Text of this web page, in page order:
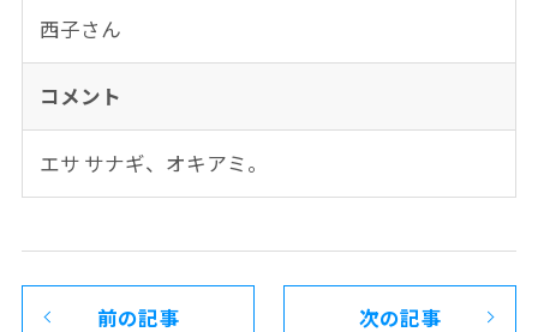
西子さん
コメント
エサ サナギ、オキアミ。
前の記事 次の記事